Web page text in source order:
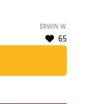
Erwin W.
65